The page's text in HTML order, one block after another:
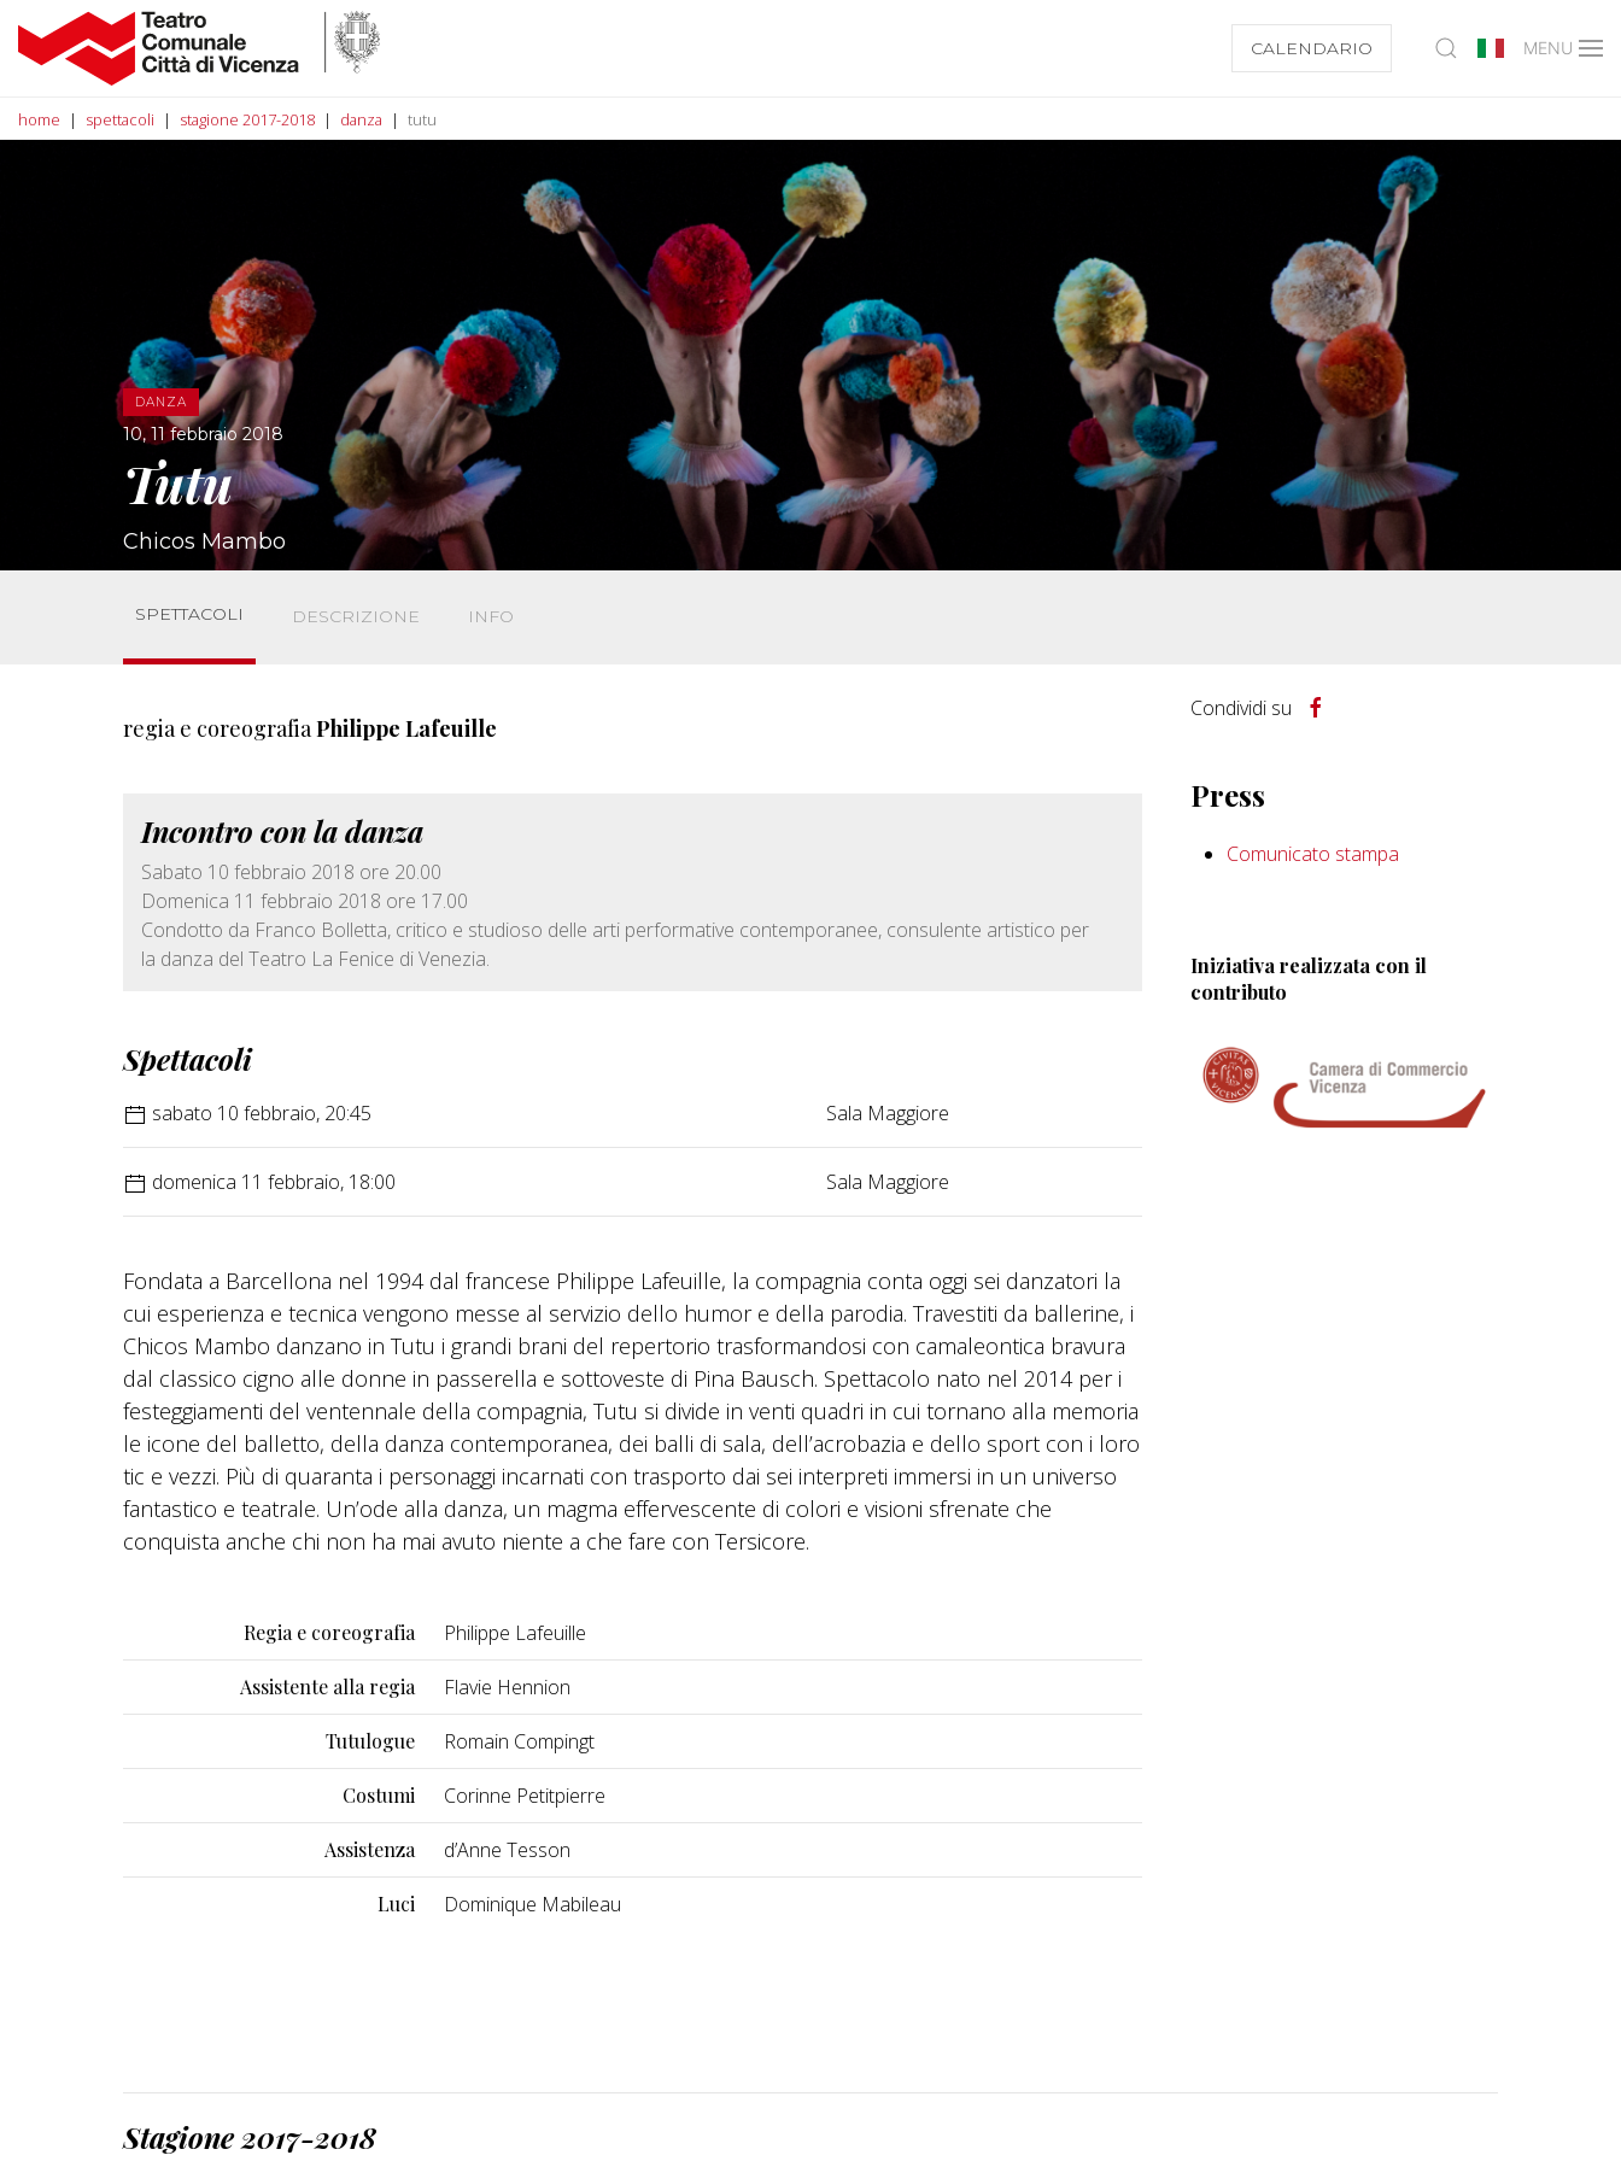
CALENDARIO MENU
home spettacoli stagione 2017-2018 danza tutu
DANZA
10, 11 febbraio 2018
Tutu
Chicos Mambo
SPETTACOLI DESCRIZIONE INFO
regia e coreografiaPhilippe Lafeuille
Incontro con la danza
Sabato 10 febbraio 2018 ore 20.00
Domenica 11 febbraio 2018 ore 17.00
Condotto da Franco Bolletta, critico e studioso delle arti performative contemporanee, consulente artistico per
la danza del Teatro La Fenice di Venezia.
Spettacoli
sabato 10 febbraio, 20:45 Sala Maggiore
domenica 11 febbraio, 18:00 Sala Maggiore
Fondata a Barcellona nel 1994 dal francese Philippe Lafeuille, la compagnia conta oggi sei danzatori la
cui esperienza e tecnica vengono messe al servizio dello humor e della parodia. Travestiti da ballerine, i
Chicos Mambo danzano in Tutu i grandi brani del repertorio trasformandosi con camaleontica bravura
dal classico cigno alle donne in passerella e sottoveste di Pina Bausch. Spettacolo nato nel 2014 per i
festeggiamenti del ventennale della compagnia, Tutu si divide in venti quadri in cui tornano alla memoria
le icone del balletto, della danza contemporanea, dei balli di sala, dell’acrobazia e dello sport con i loro
tic e vezzi. Più di quaranta i personaggi incarnati con trasporto dai sei interpreti immersi in un universo
fantastico e teatrale. Un’ode alla danza, un magma effervescente di colori e visioni sfrenate che
conquista anche chi non ha mai avuto niente a che fare con Tersicore.
Regia e coreografia Philippe Lafeuille
Assistente alla regia Flavie Hennion
Tutulogue Romain Compingt
Costumi Corinne Petitpierre
Assistenza d’Anne Tesson
Luci Dominique Mabileau
Condividi su
Press
Comunicato stampa
Iniziativa realizzata con il
contributo
Stagione 2017-2018